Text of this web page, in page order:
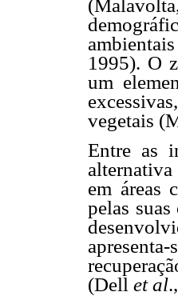
1995). O
um
vegetais
Entre as
em áreas
pelas
(Dell et al